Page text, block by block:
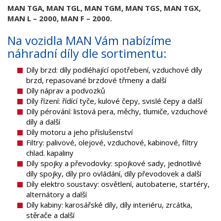
MAN TGA, MAN TGL, MAN TGM, MAN TGS, MAN TGX,
MAN L – 2000, MAN F – 2000.
Na vozidla MAN Vám nabízíme
náhradní díly dle sortimentu:
Díly brzd: díly podléhající opotřebení, vzduchové díly
brzd, repasované brzdové třmeny a další
Díly náprav a podvozků
Díly řízení: řídící tyče, kulové čepy, svislé čepy a další
Díly pérování: listová pera, měchy, tlumiče, vzduchové
díly a další
Díly motoru a jeho příslušenství
Filtry: palivové, olejové, vzduchové, kabinové, filtry
chlad. kapaliny
Díly spojky a převodovky: spojkové sady, jednotlivé
díly spojky, díly pro ovládání, díly převodovek a další
Díly elektro soustavy: osvětlení, autobaterie, startéry,
alternátory a další
Díly kabiny: karosářské díly, díly interiéru, zrcátka,
stěrače a další